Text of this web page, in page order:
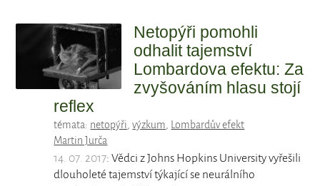
Netopýři pomohli
odhalit tajemství
Lombardova efektu: Za
zvyšováním hlasu stojí
reflex
témata: netopýři,výzkum, Lombardův efekt
Martin Jurča
14. 07. 2017: Vědci z Johns Hopkins University vyřešili
dlouholeté tajemství týkající se neurálního